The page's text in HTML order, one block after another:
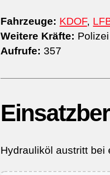
Fahrzeuge: KDOF,
Weitere Kräfte: Polizei
Aufrufe: 357
Hydrauliköl austritt bei